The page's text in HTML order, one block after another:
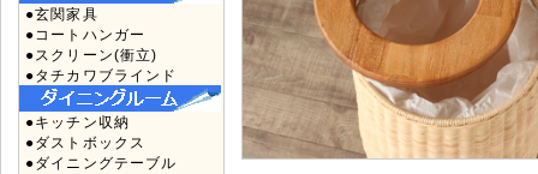
●玄関家具
●コートハンガー
●スクリーン(衝立)
●タチカワブラインド
●キッチン収納
●ダストボックス
●ダイニングテーブル